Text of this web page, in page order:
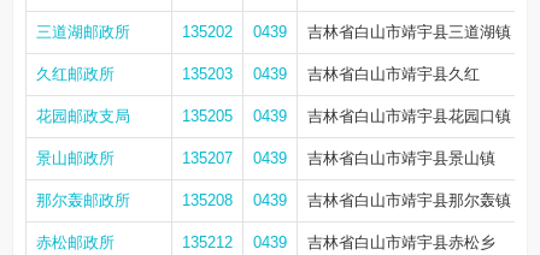
三道湖邮政所 135202 0439 吉林省白山市靖宇县三道湖镇
久红邮政所 135203 0439 吉林省白山市靖宇县久红
花园邮政支局 135205 0439 吉林省白山市靖宇县花园口镇
景山邮政所 135207 0439 吉林省白山市靖宇县景山镇
那尔轰邮政所 135208 0439 吉林省白山市靖宇县那尔轰镇
赤松邮政所 135212 0439 吉林省白山市靖宇县赤松乡